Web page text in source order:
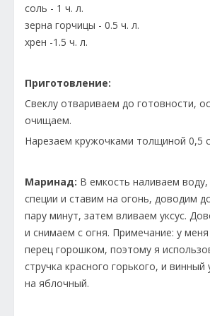
соль - 1 ч. л.
зерна горчицы - 0.5 ч. л.
хрен -1.5 ч. л.
Приготовление:
Свеклу отвариваем до готовности,
очищаем.
Нарезаем кружочками толщиной 0,5
Маринад: В емкость наливаем
специи и ставим на огонь, доводим
пару минут, затем вливаем уксус.
и снимаем с огня. Примечание: у меня
перец горошком, поэтому я
стручка красного горького, и винный
на яблочный.